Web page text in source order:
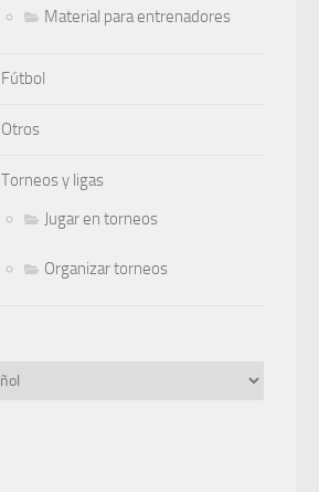
Material para entrenadores
Fútbol
Otros
Torneos y ligas
Jugar en torneos
Organizar torneos